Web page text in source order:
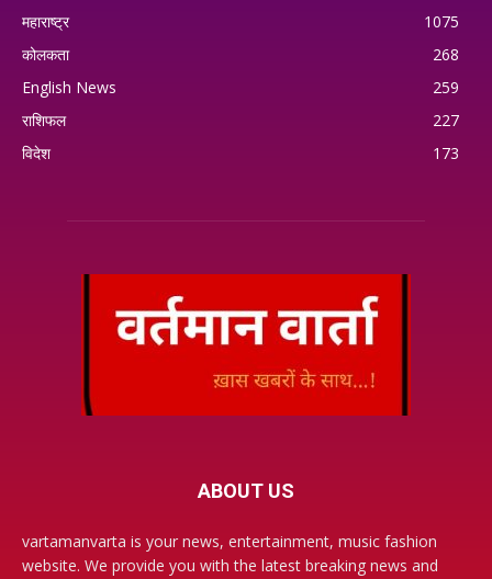
महाराष्ट्र
1075
कोलकता
268
English News
259
राशिफल
227
विदेश
173
ABOUT US
vartamanvarta is your news, entertainment, music fashion
website. We provide you with the latest breaking news and